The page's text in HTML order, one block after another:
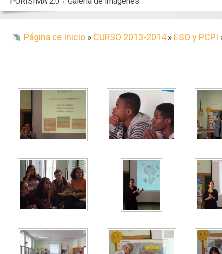
Página de Inicio » CURSO 2013-2014» ESO y PCPI